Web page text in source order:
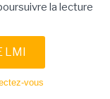
la lecture
LMI
vous